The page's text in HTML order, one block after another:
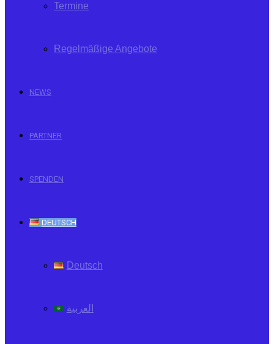
Termine
Regelmäßige Angebote
NEWS
PARTNER
SPENDEN
DEUTSCH
Deutsch
العربية